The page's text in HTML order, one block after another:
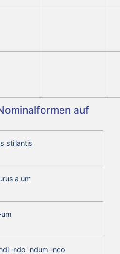
auf
stillantis
a um
‑ndo ‑ndum ‑ndo